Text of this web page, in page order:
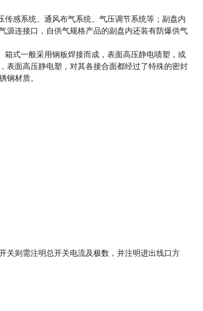
感系统、通风布气系统、气压调节系统等；副盘内
源连接口，自供气规格产品的副盘内还装有防爆供气
式一般采用钢板焊接而成，表面高压静电啧塑，或
表面高压静电塑，对其各接合面都经过了特殊的密封
钢材质。
关则需注明总开关电流及极数，并注明进出线口方